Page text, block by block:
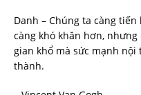
Danh – Chúng ta càng
càng khó khăn hơn,
gian khổ mà sức mạnh
thành.